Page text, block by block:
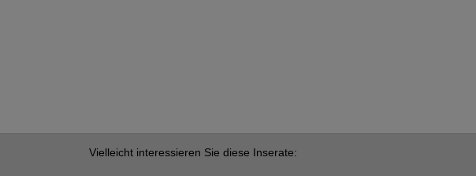
Vielleicht interessieren Sie diese Inserate: